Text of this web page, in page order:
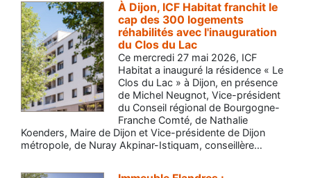
À Dijon, ICF Habitat franchit le
cap des 300 logements
réhabilités avec l'inauguration
du Clos du Lac
Ce mercredi 27 mai 2026, ICF
Habitat a inauguré la résidence « Le
Clos du Lac » à Dijon, en présence
de Michel Neugnot, Vice-président
du Conseil régional de Bourgogne-
Franche Comté, de Nathalie
Koenders, Maire de Dijon et Vice-présidente de Dijon
métropole, de Nuray Akpinar-Istiquam, conseillère…